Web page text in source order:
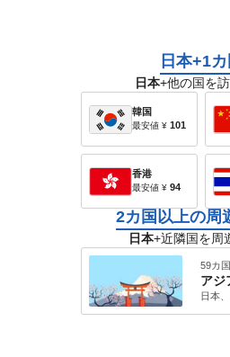
日本+1カ
日本+他の国を
韓国
最安値 ¥ 101
香港
最安値 ¥ 94
2カ国以上の周
日本+近隣国を周
59カ
アジ
日本